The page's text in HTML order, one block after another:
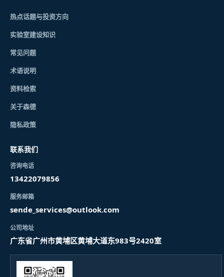
热点话题与投资方向
实验室建设知识
常见问题
术语说明
资料检索
关于森德
隐私政策
联系我们
咨询电话
13422079856
服务邮箱
sende_services@outlook.com
公司地址
广东省广州市黄埔区黄埔大道东983号2420室